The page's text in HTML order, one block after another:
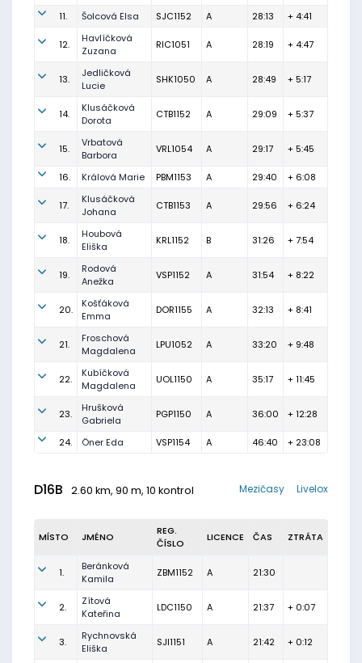
11.
Šolcová Elsa SJC1152 A 28:13 + 4:41
12.
Havlíčková
Zuzana
RIC1051 A 28:19 + 4:47
13.
Jedličková
Lucie
SHK1050 A 28:49 + 5:17
14.
Klusáčková
Dorota
CTB1152 A 29:09 + 5:37
15.
Vrbatová
Barbora
VRL1054 A 29:17 + 5:45
16. Králová Marie PBM1153 A 29:40 + 6:08
17.
Klusáčková
Johana
CTB1153 A 29:56 + 6:24
18.
Houbová
Eliška
KRL1152 B 31:26 + 7:54
19.
Rodová
Anežka
VSP1152 A 31:54 + 8:22
20.
Košťáková
Emma
DOR1155 A 32:13 + 8:41
21.
Froschová
Magdalena
LPU1052 A 33:20 + 9:48
22.
Kubíčková
Magdalena
UOL1150 A 35:17 + 11:45
23.
Hrušková
Gabriela
PGP1150 A 36:00 + 12:28
24. Öner Eda VSP1154 A 46:40 + 23:08
D16B 2.60 km, 90 m, 10 kontrol Livelox
Mezičasy
MÍSTO JMÉNO
REG.
ČÍSLO
LICENCE ČAS ZTRÁTA
1.
Beránková
Kamila
ZBM1152 A 21:30
2.
Zítová
Kateřina
LDC1150 A 21:37 + 0:07
3.
Rychnovská
Eliška
SJI1151 A 21:42 + 0:12